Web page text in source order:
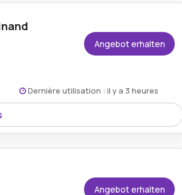
Angebot erhalten
Dernière utilisation : il y a 3 heures
Angebot erhalten